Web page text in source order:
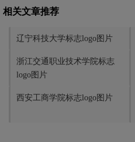
相关文章推荐
辽宁科技大学标志logo图片
浙江交通职业技术学院标志
logo图片
西安工商学院标志logo图片